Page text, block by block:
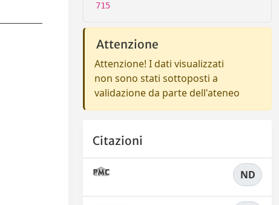
715
Attenzione
Attenzione! I dati visualizzati
non sono stati sottoposti a
validazione da parte dell'ateneo
Citazioni
ND